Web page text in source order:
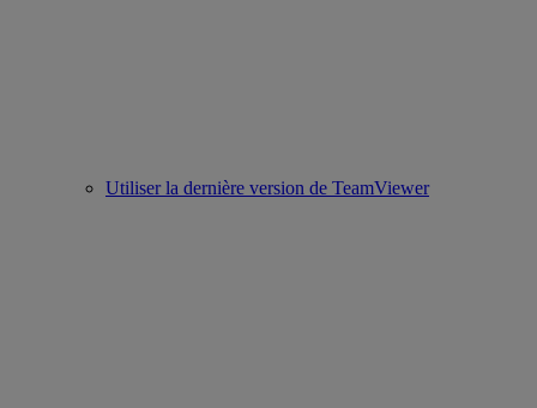
Utiliser la dernière version de TeamViewer